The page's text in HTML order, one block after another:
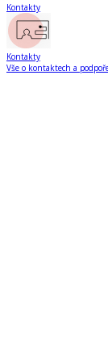
Kontakty
Kontakty
Vše o kontaktech a